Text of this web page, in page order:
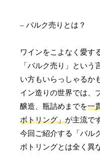
– バルク売りとは？
ワインをこよなく愛す
「バルク売り」という
い方もいらっしゃるか
イン造りの世界では、
醸造、瓶詰めまでを一
ボトリング」が主流で
今回ご紹介する「バル
ボトリングとは全く異